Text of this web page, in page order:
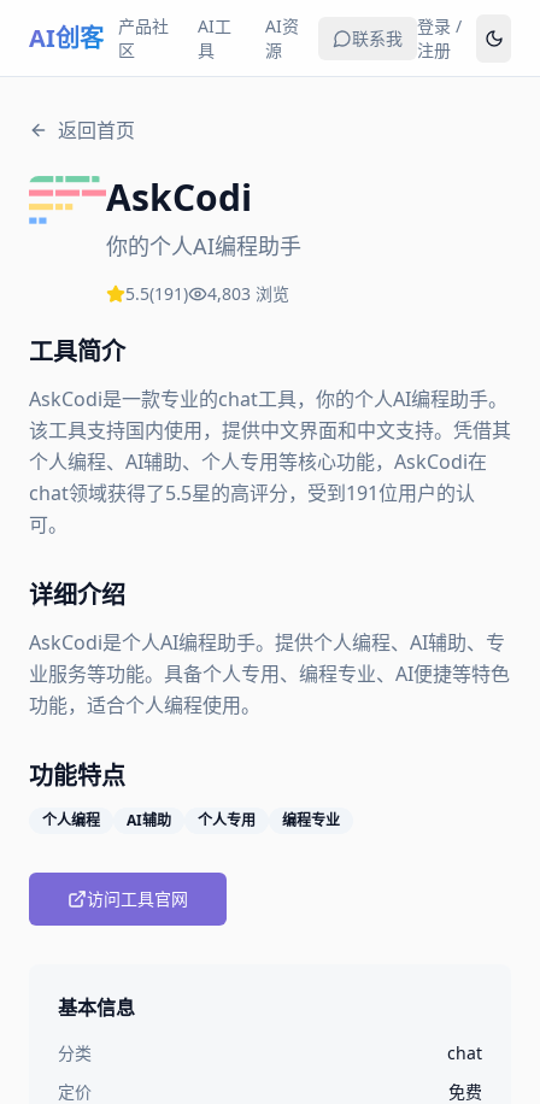
AI创客
产品社
区
AI工
具
AI资
源
联系我
登录 /
注册
返回首页
AskCodi
你的个人AI编程助手
5.5(191) 4,803 浏览
工具简介
AskCodi是一款专业的chat工具，你的个人AI编程助手。
该工具支持国内使用，提供中文界面和中文支持。凭借其
个人编程、AI辅助、个人专用等核心功能，AskCodi在
chat领域获得了5.5星的高评分，受到191位用户的认
可。
详细介绍
AskCodi是个人AI编程助手。提供个人编程、AI辅助、专
业服务等功能。具备个人专用、编程专业、AI便捷等特色
功能，适合个人编程使用。
功能特点
个人编程 AI辅助 个人专用 编程专业
访问工具官网
基本信息
分类
chat
定价
免费